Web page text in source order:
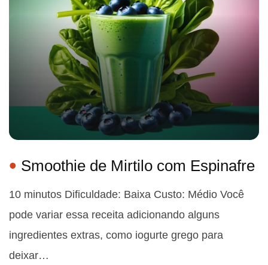
Smoothie de Mirtilo com Espinafre
10 minutos Dificuldade: Baixa Custo: Médio Você
pode variar essa receita adicionando alguns
ingredientes extras, como iogurte grego para
deixar…